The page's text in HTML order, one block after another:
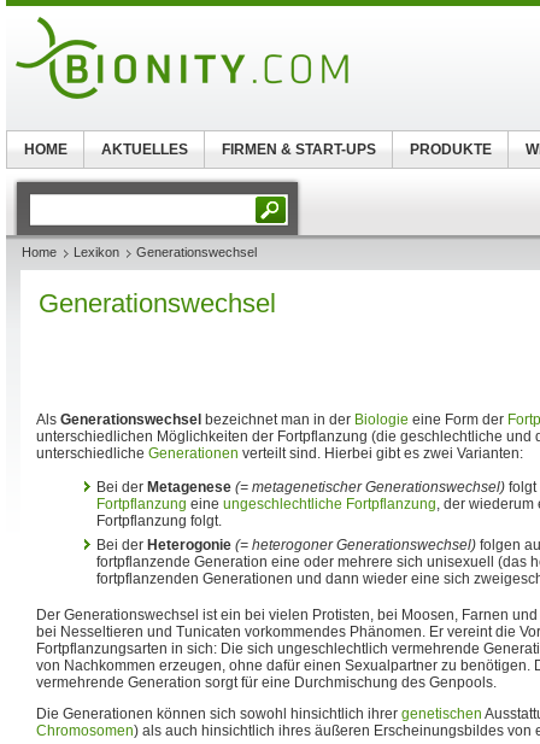
Home Lexikon Generationswechsel
Generationswechsel
Als Generationswechsel bezeichnet man in der Biologie eine Form der
unterschiedlichen Möglichkeiten der Fortpflanzung (die geschlechtliche und
unterschiedliche Generationen verteilt sind. Hierbei gibt es zwei Varianten:
Bei der Metagenese (= metagenetischer Generationswechsel)
Fortpflanzung eine ungeschlechtliche Fortpflanzung, der wiederum
Fortpflanzung folgt.
Bei der Heterogonie (= heterogoner Generationswechsel) folgen
fortpflanzende Generation eine oder mehrere sich unisexuell (das
fortpflanzenden Generationen und dann wieder eine sich
Der Generationswechsel ist ein bei vielen Protisten, bei Moosen, Farnen
bei Nesseltieren und Tunicaten vorkommendes Phänomen. Er vereint die
Fortpflanzungsarten in sich: Die sich ungeschlechtlich vermehrende
von Nachkommen erzeugen, ohne dafür einen Sexualpartner zu benötigen.
vermehrende Generation sorgt für eine Durchmischung des Genpools.
Die Generationen können sich sowohl hinsichtlich ihrer genetischen
Chromosomen) als auch hinsichtlich ihres äußeren Erscheinungsbildes von
HOME AKTUELLES FIRMEN & START-UPS PRODUKTE